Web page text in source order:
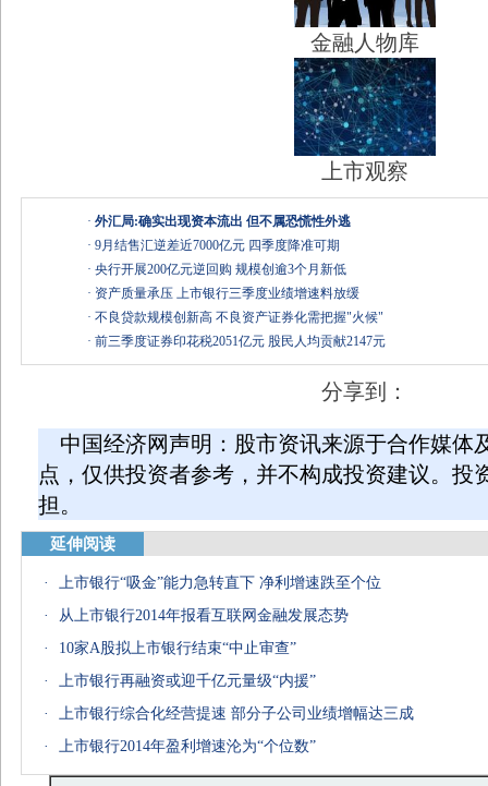
金融人物库
上市观察
· 外汇局:确实出现资本流出 但不属恐慌性外逃
· 9月结售汇逆差近7000亿元 四季度降准可期
· 央行开展200亿元逆回购 规模创逾3个月新低
· 资产质量承压 上市银行三季度业绩增速料放缓
· 不良贷款规模创新高 不良资产证券化需把握"火候"
· 前三季度证券印花税2051亿元 股民人均贡献2147元
分享到：
中国经济网声明：股市资讯来源于合作媒体
点，仅供投资者参考，并不构成投资建议。投
担。
延伸阅读
·
上市银行“吸金”能力急转直下 净利增速跌至个位
·
从上市银行2014年报看互联网金融发展态势
·
10家A股拟上市银行结束“中止审查”
·
上市银行再融资或迎千亿元量级“内援”
·
上市银行综合化经营提速 部分子公司业绩增幅达三成
·
上市银行2014年盈利增速沦为“个位数”